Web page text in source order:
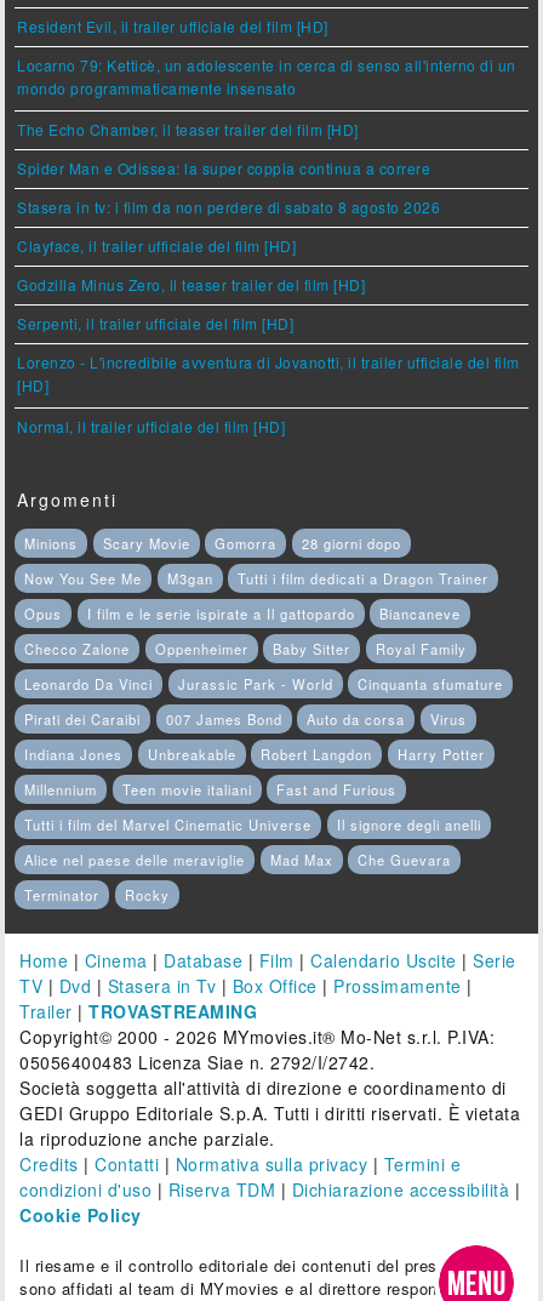
Resident Evil, il trailer ufficiale del film [HD]
Locarno 79: Ketticè, un adolescente in cerca di senso all'interno di un
mondo programmaticamente insensato
The Echo Chamber, il teaser trailer del film [HD]
Spider Man e Odissea: la super coppia continua a correre
Stasera in tv: i film da non perdere di sabato 8 agosto 2026
Clayface, il trailer ufficiale del film [HD]
Godzilla Minus Zero, il teaser trailer del film [HD]
Serpenti, il trailer ufficiale del film [HD]
Lorenzo - L'incredibile avventura di Jovanotti, il trailer ufficiale del film
[HD]
Normal, il trailer ufficiale del film [HD]
Argomenti
Minions Scary Movie Gomorra
28 giorni dopo
Now You See Me
M3gan
Tutti i film dedicati a Dragon Trainer
Opus
I film e le serie ispirate a Il gattopardo
Biancaneve
Checco Zalone
Oppenheimer Baby Sitter
Royal Family
Leonardo Da Vinci
Jurassic Park - World
Cinquanta sfumature
Pirati dei Caraibi
007 James Bond Auto da corsa
Virus
Indiana Jones
Unbreakable Robert Langdon
Harry Potter
Millennium
Teen movie italiani
Fast and Furious
Tutti i film del Marvel Cinematic Universe
Il signore degli anelli
Alice nel paese delle meraviglie
Mad Max
Che Guevara
Terminator
Rocky
Home | Cinema | Database | Film |Calendario Uscite |Serie
TV | Dvd | Stasera in Tv | Box Office | Prossimamente |
Trailer |TROVASTREAMING
Copyright© 2000 - 2026 MYmovies.it® Mo-Net s.r.l. P.IVA:
05056400483 Licenza Siae n. 2792/I/2742.
Società soggetta all'attività di direzione e coordinamento di
GEDI Gruppo Editoriale S.p.A. Tutti i diritti riservati. È vietata
la riproduzione anche parziale.
Credits |Contatti | Normativa sulla privacy | Termini e
condizioni d'uso | Riserva TDM | Dichiarazione accessibilità |
Cookie Policy
Il riesame e il controllo editoriale dei contenuti del presente sito
sono affidati al team di MYmovies e al direttore responsabile.